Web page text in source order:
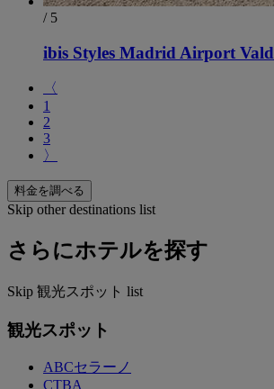
/ 5
ibis Styles Madrid Airport
〈
1
2
3
〉
料金を調べる
Skip other destinations list
さらにホテルを探す
Skip 観光スポット list
観光スポット
ABCセラーノ
CTBA